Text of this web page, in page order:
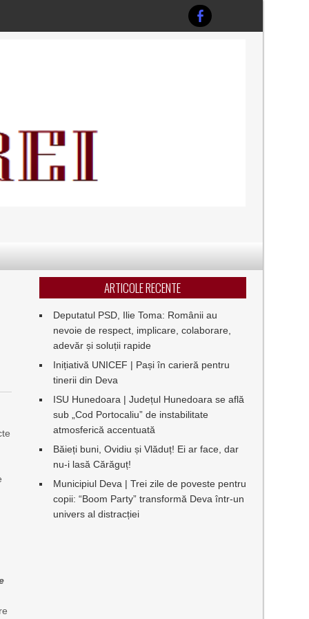
ARTICOLE RECENTE
Deputatul PSD, Ilie Toma: Românii au
nevoie de respect, implicare, colaborare,
adevăr și soluții rapide
Inițiativă UNICEF | Pași în carieră pentru
tinerii din Deva
ISU Hunedoara | Județul Hunedoara se află
sub „Cod Portocaliu” de instabilitate
atmosferică accentuată
Băieți buni, Ovidiu și Vlăduț! Ei ar face, dar
nu-i lasă Cărăguț!
Municipiul Deva | Trei zile de poveste pentru
copii: “Boom Party” transformă Deva într-un
univers al distracției